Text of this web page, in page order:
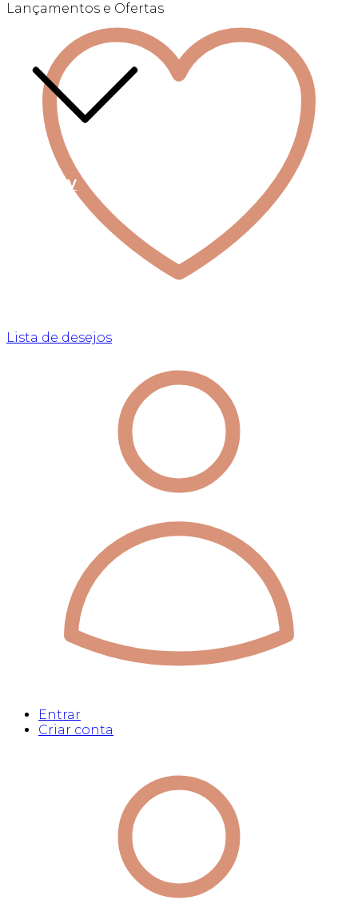
Lançamentos e Ofertas
Linha +QV
Lista de desejos
Entrar
Criar conta